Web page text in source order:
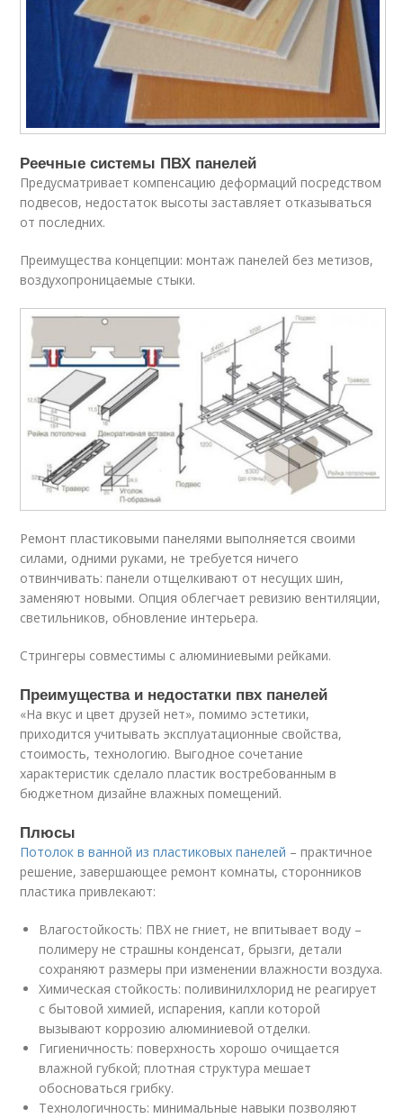
Реечные системы ПВХ панелей
Предусматривает компенсацию деформаций посредством
подвесов, недостаток высоты заставляет отказываться
от последних.
Преимущества концепции: монтаж панелей без метизов,
воздухопроницаемые стыки.
Ремонт пластиковыми панелями выполняется своими
силами, одними руками, не требуется ничего
отвинчивать: панели отщелкивают от несущих шин,
заменяют новыми. Опция облегчает ревизию вентиляции,
светильников, обновление интерьера.
Стрингеры совместимы с алюминиевыми рейками.
Преимущества и недостатки пвх панелей
«На вкус и цвет друзей нет», помимо эстетики,
приходится учитывать эксплуатационные свойства,
стоимость, технологию. Выгодное сочетание
характеристик сделало пластик востребованным в
бюджетном дизайне влажных помещений.
Плюсы
Потолок в ванной из пластиковых панелей – практичное
решение, завершающее ремонт комнаты, сторонников
пластика привлекают:
Влагостойкость: ПВХ не гниет, не впитывает воду –
полимеру не страшны конденсат, брызги, детали
сохраняют размеры при изменении влажности воздуха.
Химическая стойкость: поливинилхлорид не реагирует
с бытовой химией, испарения, капли которой
вызывают коррозию алюминиевой отделки.
Гигиеничность: поверхность хорошо очищается
влажной губкой; плотная структура мешает
обосноваться грибку.
Технологичность: минимальные навыки позволяют